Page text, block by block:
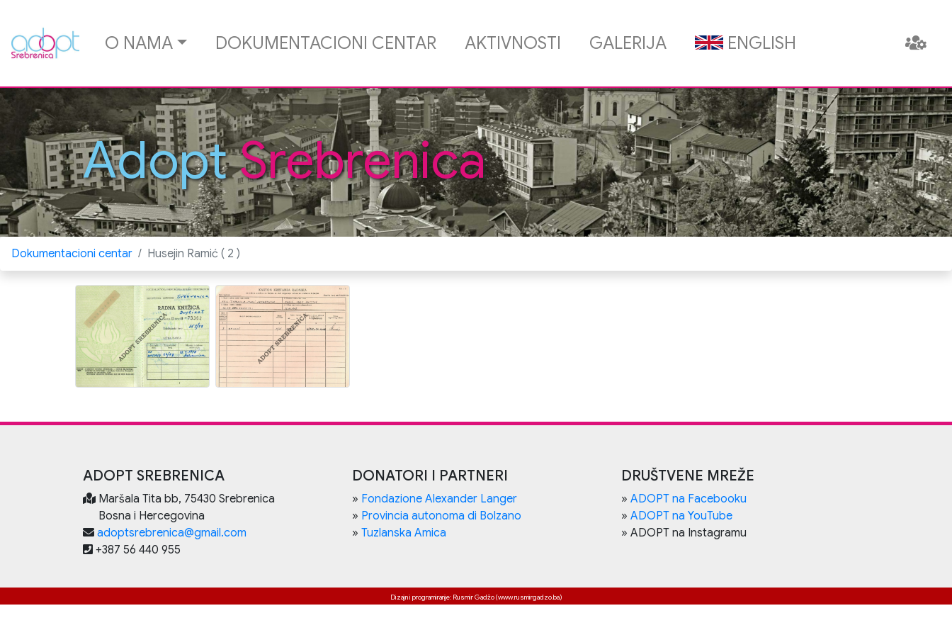
O NAMA DOKUMENTACIONI CENTAR AKTIVNOSTI GALERIJA ENGLISH
AdoptSrebrenica
Dokumentacioni centar Husejin Ramić ( 2 )
ADOPT SREBRENICA
Maršala Tita bb, 75430 Srebrenica
Bosna i Hercegovina
adoptsrebrenica@gmail.com
+387 56 440 955
DONATORI I PARTNERI
» Fondazione Alexander Langer
» Provincia autonoma di Bolzano
» Tuzlanska Amica
DRUŠTVENE MREŽE
» ADOPT na Facebooku
» ADOPT na YouTube
» ADOPT na Instagramu
Dizajn i programiranje: Rusmir Gadžo (www.rusmirgadzo.ba)